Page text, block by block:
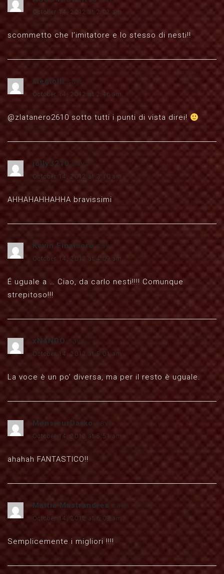
October 14, 2012 at 2:02 am
scommetto che l’imitatore e lo stesso di nesti!!
alegiolli says:
October 14, 2012 at 2:46 am
@zlatanero2610 sotto tutti i punti di vista direi!
jolly3210 says:
October 14, 2012 at 3:10 am
AHHAHAHHAHHA bravissimi
Kevin Finamore says:
October 14, 2012 at 4:09 am
É uguale a … Ciao, da carlo nesti!!!! Comunque
strepitoso!!!
xN4NDO says:
October 14, 2012 at 5:01 am
La voce è un po’ diversa, ma per il resto è uguale.
MonsieurDarko says:
October 14, 2012 at 5:51 am
ahahah FANTASTICO!!
Mattia Mastrandrea says:
October 14, 2012 at 6:09 am
Semplicemente i migliori !!!!